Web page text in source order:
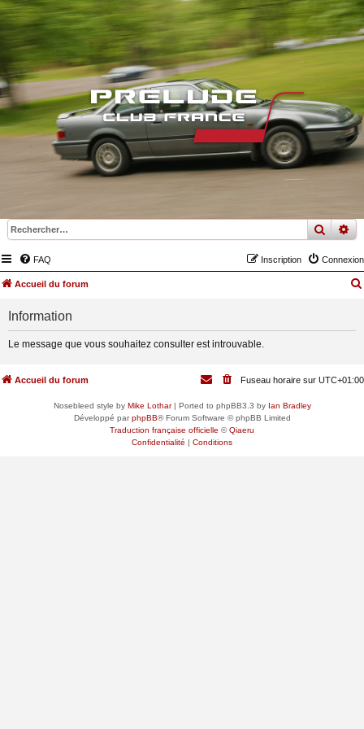
FAQ Connexion
Inscription
Accueil du forum
Information
Le message que vous souhaitez consulter est introuvable.
Accueil du forum Fuseau horaire sur UTC+01:00
Nosebleed style by Mike Lothar| Ported to phpBB3.3 by Ian Bradley
Développé parphpBB® Forum Software © phpBB Limited
Traduction française officielle ©Qiaeru
Confidentialité | Conditions